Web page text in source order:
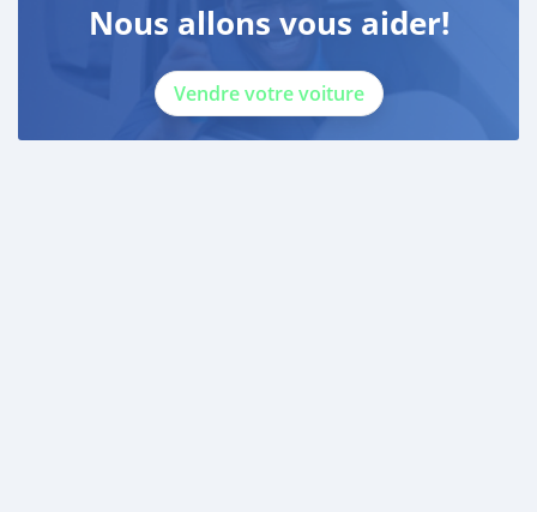
Nous allons vous aider!
Vendre votre voiture